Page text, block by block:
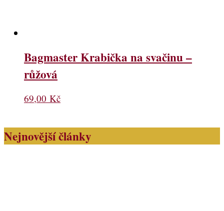
Bagmaster Krabička na svačinu –
růžová
69,00 Kč
Nejnovější články